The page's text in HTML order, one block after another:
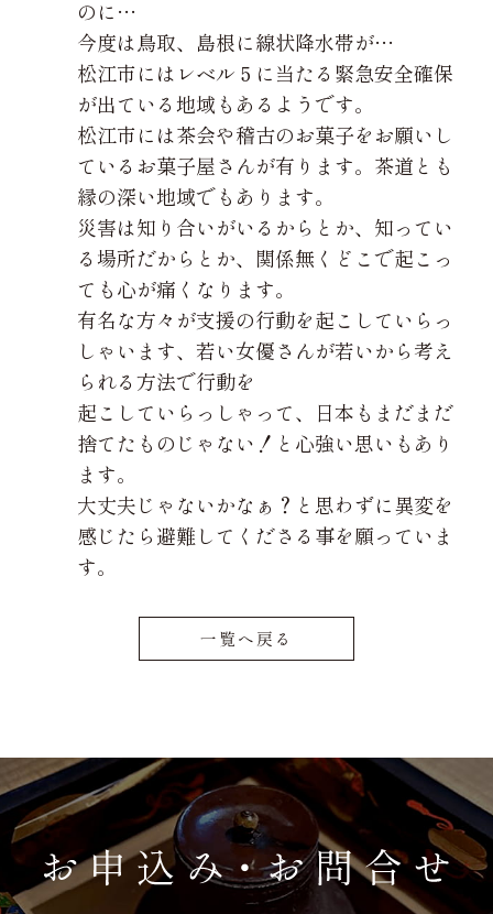
のに…
今度は鳥取、島根に線状降水帯が…
松江市にはレベル５に当たる緊急安全確保
が出ている地域もあるようです。
松江市には茶会や稽古のお菓子をお願いし
ているお菓子屋さんが有ります。茶道とも
縁の深い地域でもあります。
災害は知り合いがいるからとか、知ってい
る場所だからとか、関係無くどこで起こっ
ても心が痛くなります。
有名な方々が支援の行動を起こしていらっ
しゃいます、若い女優さんが若いから考え
られる方法で行動を
起こしていらっしゃって、日本もまだまだ
捨てたものじゃない！と心強い思いもあり
ます。
大丈夫じゃないかなぁ？と思わずに異変を
感じたら避難してくださる事を願っていま
す。